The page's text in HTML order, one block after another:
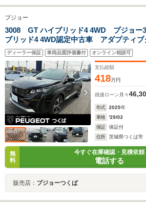
プジョー
3008 GT ハイブリッド4 4WD プジョー
ブリッド4 4WD認定中古車 アダプティブ
トロール ブラインドスポットモニター
ラ ハンズフリーパワーリフトゲート プラ
リッド
ディーラー保証 車両品質評価書付 オンライン相談可
支払総額
418万円
残価ローン 月々
年式 2025年
車検
'29/02
保証
保証付
住所
茨城県つくば市
無
料
今すぐ在庫確認・見積依頼
電話する
販売店： プジョーつくば